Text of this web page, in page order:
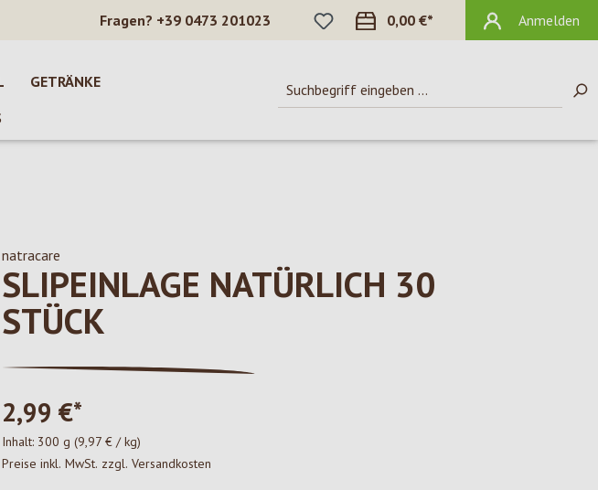
Fragen? +39 0473 201023
DU HAST 0 PRODUKTE AUF DEM
0,00 €* Anmelden
GETRÄNKE
natracare
SLIPEINLAGE NATÜRLICH 30
STÜCK
2,99 €*
Inhalt: 300 g (9,97 € / kg)
Preise inkl. MwSt. zzgl. Versandkosten